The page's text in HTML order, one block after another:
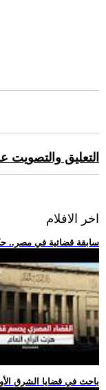
التعليق
اخر الافلام
.. سابقة قضائية في مصر..
.. باحث في قضايا الشرق